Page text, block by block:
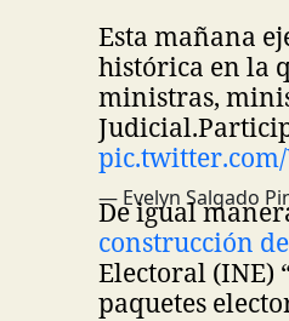
Esta mañana
histórica en la
ministras,
Judicial.
— Evelyn Salgado
De igual
construcción
Electoral (INE)
paquetes